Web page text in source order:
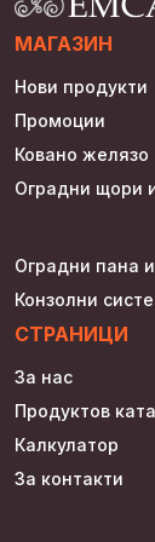
МАГАЗИН
Нови продукти
Промоции
Ковано желязо
Оградни щори
Оградни пана
Конзолни
СТРАНИЦИ
За нас
Продуктов
Калкулатор
За контакти